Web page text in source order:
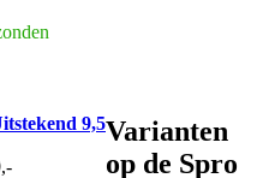
9,5Varianten
op de Spro